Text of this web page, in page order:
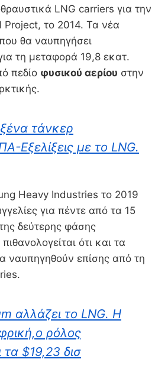
LNG carriers για την
το 2014. Τα νέα
θα ναυπηγήσει
τη μεταφορά 19,8 εκατ.
πεδίο φυσικού αερίου στην
τάνκερ
Εξελίξεις με το LNG.
Heavy Industries το 2019
για πέντε από τα 15
δεύτερης φάσης
ότι και τα
ναυπηγηθούν επίσης από τη
αλλάζει το LNG. Η
ρόλος
τα $19,23 δισ